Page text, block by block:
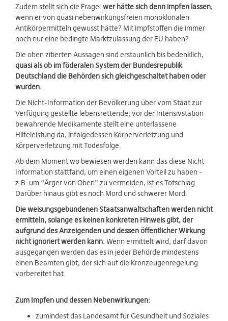
Zudem stellt sich die Frage: wer hätte sich denn impfen lassen,
wenn er von quasi nebenwirkungsfreien monoklonalen
Antikörpermitteln gewusst hätte? Mit Impfstoffen die immer
noch nur eine bedingte Marktzulassung der EU haben?
Die oben zitierten Aussagen sind erstaunlich bis bedenklich,
quasi als ob im föderalen System der Bundesrepublik
Deutschland die Behörden sich gleichgeschaltet haben oder
wurden.
Die Nicht-Information der Bevölkerung über vom Staat zur
Verfügung gestellte lebensrettende, vor der Intensivstation
bewahrende Medikamente stellt eine unterlassene
Hilfeleistung da, infolgedessen Körperverletzung und
Körperverletzung mit Todesfolge.
Ab dem Moment wo bewiesen werden kann das diese Nicht-
Information stattfand, um einen eigenen Vorteil zu haben -
z.B. um “Ärger von Oben” zu vermeiden, ist es Totschlag.
Darüber hinaus gibt es noch Mord und schwerer Mord.
Die weisungsgebundenen Staatsanwaltschaften werden nicht
ermitteln, solange es keinen konkreten Hinweis gibt, der
aufgrund des Anzeigenden und dessen öffentlicher Wirkung
nicht ignoriert werden kann.Wenn ermittelt wird, darf davon
ausgegangen werden das es in jeder Behörde mindestens
einen Beamten gibt, der sich auf die Kronzeugenregelung
vorbereitet hat.
Zum Impfen und dessen Nebenwirkungen:
zumindest das Landesamt für Gesundheit und Soziales